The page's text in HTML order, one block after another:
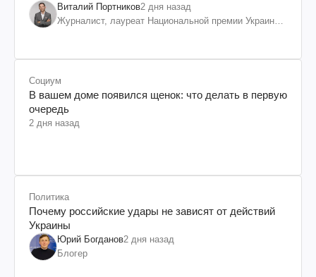
Виталий Портников2 дня назад
Журналист, лауреат Национальной премии Украины
Социум
В вашем доме появился щенок: что делать в первую
очередь
2 дня назад
Политика
Почему российские удары не зависят от действий
Украины
Юрий Богданов2 дня назад
Блогер